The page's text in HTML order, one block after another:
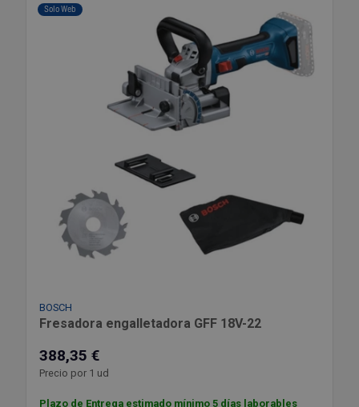
Solo Web
BOSCH
Fresadora engalletadora GFF 18V-22
388,35 €
Precio por 1 ud
Plazo de Entrega estimado mínimo 5 días laborables